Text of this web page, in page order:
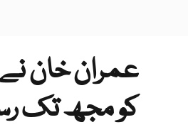
عمران خان نے
کو مجھ تک